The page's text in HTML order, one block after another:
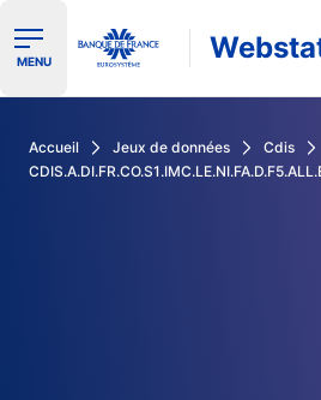
Ouvrir le menu de navigation
MENU
Accueil Jeux de données
Cdis